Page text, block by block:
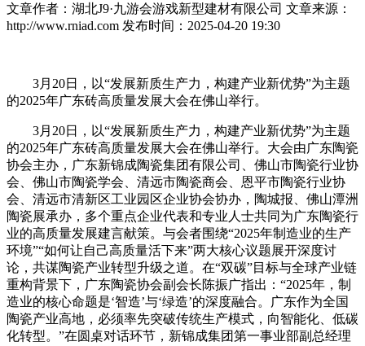
文章作者：湖北J9·九游会游戏新型建材有限公司 文章来源：
http://www.rniad.com 发布时间：2025-04-20 19:30
3月20日，以“发展新质生产力，构建产业新优势”为主题
的2025年广东砖高质量发展大会在佛山举行。
3月20日，以“发展新质生产力，构建产业新优势”为主题
的2025年广东砖高质量发展大会在佛山举行。大会由广东陶瓷
协会主办，广东新锦成陶瓷集团有限公司、佛山市陶瓷行业协
会、佛山市陶瓷学会、清远市陶瓷商会、恩平市陶瓷行业协
会、清远市清新区工业园区企业协会协办，陶城报、佛山潭洲
陶瓷展承办，多个重点企业代表和专业人士共同为广东陶瓷行
业的高质量发展建言献策。与会者围绕“2025年制造业的生产
环境”“如何让自己高质量活下来”两大核心议题展开深度讨
论，共谋陶瓷产业转型升级之道。在“双碳”目标与全球产业链
重构背景下，广东陶瓷协会副会长陈振广指出：“2025年，制
造业的核心命题是‘智造’与‘绿造’的深度融合。广东作为全国
陶瓷产业高地，必须率先突破传统生产模式，向智能化、低碳
化转型。”在圆桌对话环节，新锦成集团第一事业部副总经理